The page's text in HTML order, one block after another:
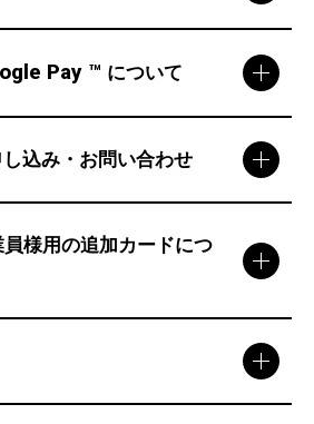
Pay ™ について
込み・お問い合わせ
様用の追加カードにつ